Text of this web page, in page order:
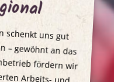
schenkt uns gut
– gewöhnt an das
fördern wir
Arbeits- und